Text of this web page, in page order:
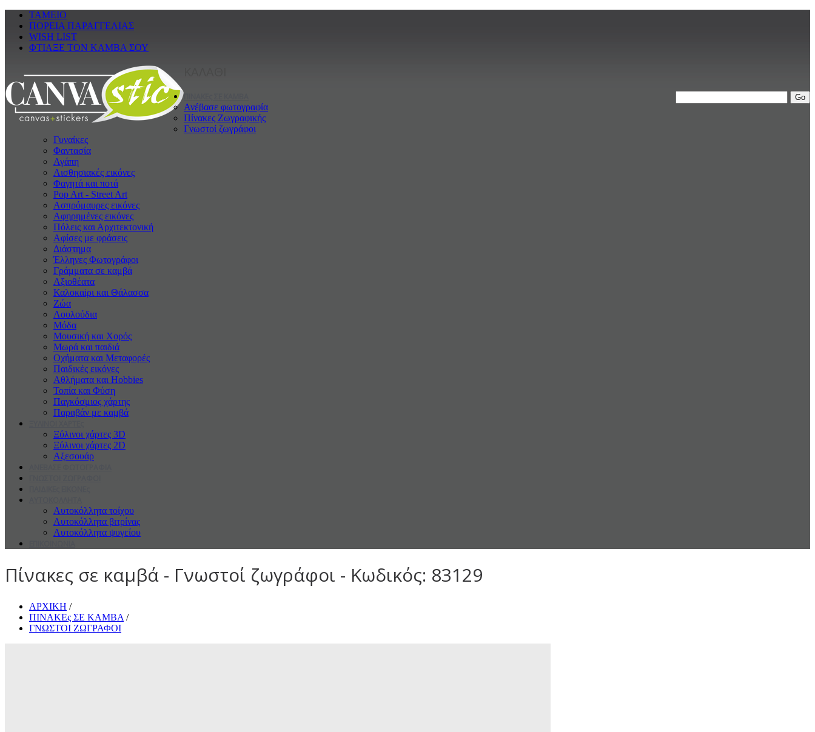
ΤΑΜΕΙΟ
ΠΟΡΕΙΑ ΠΑΡΑΓΓΕΛΙΑΣ
WISH LIST
ΦΤΙΑΞΕ ΤΟΝ ΚΑΜΒΑ ΣΟΥ
Ανέβασε φωτογραφία
Πίνακες Ζωγραφικής
Γνωστοί ζωγράφοι
Γυναίκες
Φαντασία
Αγάπη
Αισθησιακές εικόνες
Φαγητά και ποτά
Pop Art - Street Art
Ασπρόμαυρες εικόνες
Αφηρημένες εικόνες
Πόλεις και Αρχιτεκτονική
Αφίσες με φράσεις
Διάστημα
Έλληνες Φωτογράφοι
Γράμματα σε καμβά
Αξιοθέατα
Καλοκαiρι και Θάλασσα
Ζώα
Λουλούδια
Μόδα
Μουσική και Χορός
Μωρά και παιδιά
Οχήματα και Μεταφορές
Παιδικές εικόνες
Αθλήματα και Hobbies
Τοπία και Φύση
Παγκόσμιος χάρτης
Παραβάν με καμβά
Ξύλινοι χάρτες 3D
Ξύλινοι χάρτες 2D
Αξεσουάρ
Αυτοκόλλητα τοίχου
Αυτοκόλλητα βιτρίνας
Αυτοκόλλητα ψυγείου
Πίνακες σε καμβά - Γνωστοί ζωγράφοι - Κωδικός: 83129
ΑΡΧΙΚΗ /
ΠΙΝΑΚΕς ΣΕ ΚΑΜΒΑ /
ΓΝΩΣΤΟΙ ΖΩΓΡΑΦΟΙ